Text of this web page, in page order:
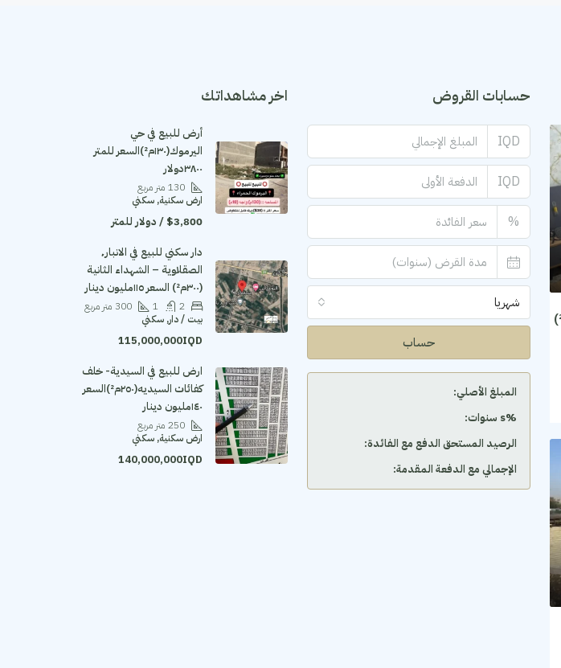
شقة للايجار في زيونة-قرب مول زيونة(١٥٠م²)
حسابات القروض
IQD
IQD
%
شهريا
حساب
المبلغ الأصلي:
‫%s سنوات:
الرصيد المستحق الدفع مع الفائدة:
الإجمالي مع الدفعة المقدمة:
اخر مشاهداتك
أرض للبيع في حي
اليرموك(١٣٠م²)السعر للمتر
٣٨٠٠دولار
130 متر مربع
ارض سكنية, سكني
$3,800 / دولار للمتر
دار سكني للبيع في الانبار٬
الصقلاوية – الشهداء الثانية
(٣٠٠م²) السعر ١١٥مليون دينار
2
1
300 متر مربع
بيت / دار, سكني
115,000,000IQD
ارض للبيع في السيدية- خلف
كفائات السيديه(٢٥٠م²)السعر
١٤٠مليون دينار
250 متر مربع
ارض سكنية, سكني
140,000,000IQD